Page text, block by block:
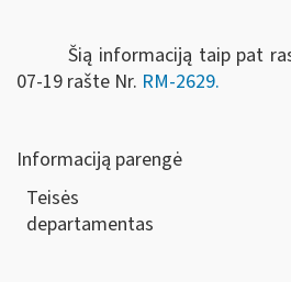
Šią informaciją taip pat
07-19 rašte Nr. RM-2629.
Informaciją parengė
Teisės